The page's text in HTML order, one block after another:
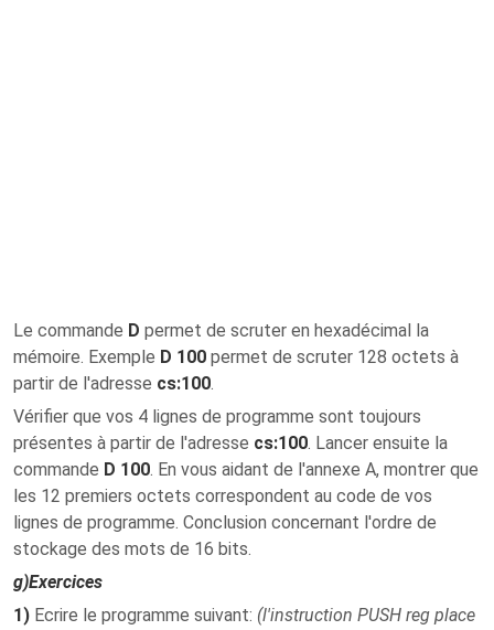
Le commande D permet de scruter en hexadécimal la
mémoire. Exemple D 100 permet de scruter 128 octets à
partir de l'adresse cs:100.
Vérifier que vos 4 lignes de programme sont toujours
présentes à partir de l'adresse cs:100. Lancer ensuite la
commande D 100. En vous aidant de l'annexe A, montrer que
les 12 premiers octets correspondent au code de vos
lignes de programme. Conclusion concernant l'ordre de
stockage des mots de 16 bits.
g)Exercices
1) Ecrire le programme suivant: (l'instruction PUSH reg place